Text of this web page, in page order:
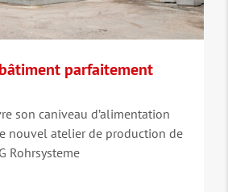
parfaitement
son caniveau d’alimentation
nouvel atelier de production de
Rohrsysteme